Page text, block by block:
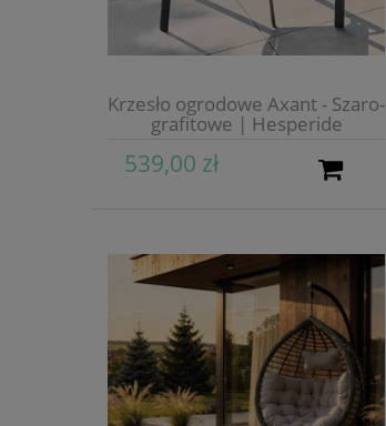
Krzesło ogrodowe Axant - Szaro-
grafitowe | Hesperide
539,00 zł